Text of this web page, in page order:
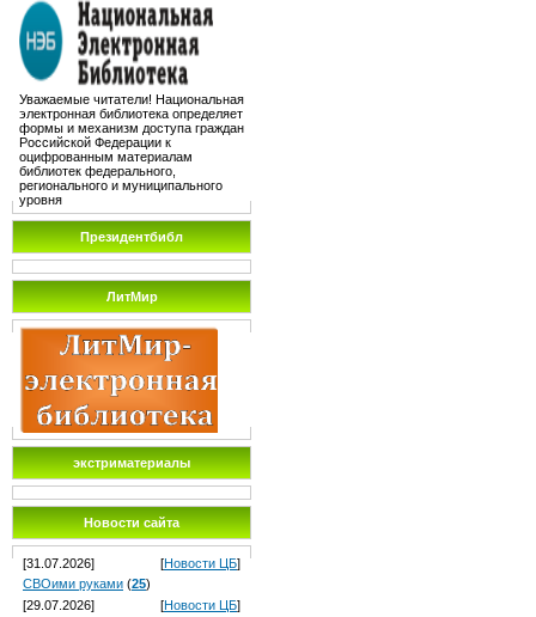
Уважаемые читатели! Национальная
электронная библиотека определяет
формы и механизм доступа граждан
Российской Федерации к
оцифрованным материалам
библиотек федерального,
регионального и муниципального
уровня
Президентбибл
ЛитМир
экстриматериалы
Новости сайта
[31.07.2026] [Новости ЦБ]
СВОими руками (25)
[29.07.2026]
[Новости ЦБ]